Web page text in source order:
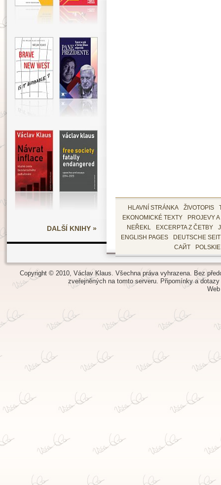
DALŠÍ KNIHY »
HLAVNÍ STRÁNKA ŽIVOTOPIS
EKONOMICKÉ TEXTY
PROJEVY
NEŘEKL
EXCERPTA Z ČETBY
ENGLISH PAGES
DEUTSCHE
САЙТ
Copyright © 2010, Václav Klaus. Všechna práva vyhrazena. Bez
zveřejněných na tomto serveru. Připomínky a